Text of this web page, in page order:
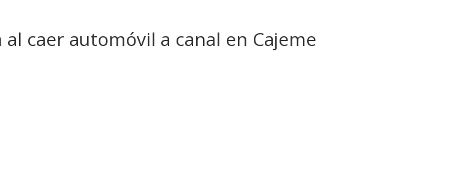
caer automóvil a canal en Cajeme